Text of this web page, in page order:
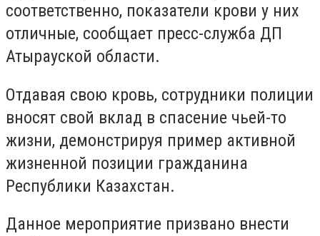
соответственно, показатели крови у них
отличные, сообщает пресс-служба ДП
Атырауской области.
Отдавая свою кровь, сотрудники полиции
вносят свой вклад в спасение чьей-то
жизни, демонстрируя пример активной
жизненной позиции гражданина
Республики Казахстан.
Данное мероприятие призвано внести